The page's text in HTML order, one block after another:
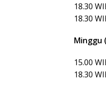
18.30
18.30
Minggu
15.00
18.30